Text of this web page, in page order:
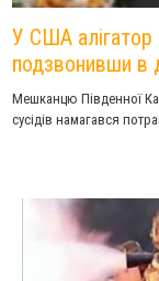
У США алігатор
подзвонивши в
Мешканцю Південної
сусідів намагався